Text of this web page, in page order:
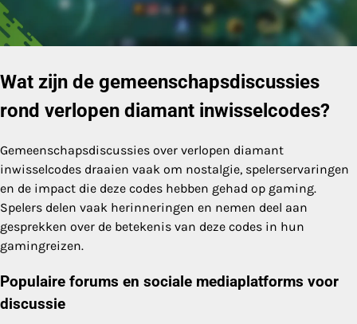
Wat zijn de gemeenschapsdiscussies
rond verlopen diamant inwisselcodes?
Gemeenschapsdiscussies over verlopen diamant
inwisselcodes draaien vaak om nostalgie, spelerservaringen
en de impact die deze codes hebben gehad op gaming.
Spelers delen vaak herinneringen en nemen deel aan
gesprekken over de betekenis van deze codes in hun
gamingreizen.
Populaire forums en sociale mediaplatforms voor
discussie